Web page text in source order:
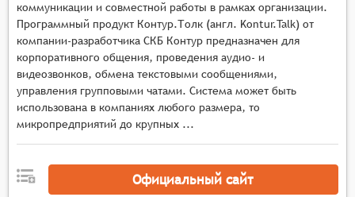
Управление мероприятием с поддержкой
нескольких ведущих и модераторов,
возможностью переключения между
спикерами, управления доступом к функциям и
материалам, а также контроля активности
участников,
Коммуникационные инструменты с
многопользовательским чатом, функцией
поднятия руки, приватными сообщениями,
голосовым общением в малых группах и
коммуникации и совместной работы в рамках организации.
Программный продукт Контур.Толк (англ. Kontur.Talk) от
компании-разработчика СКБ Контур предназначен для
корпоративного общения, проведения аудио- и
видеозвонков, обмена текстовыми сообщениями,
управления групповыми чатами. Система может быть
использована в компаниях любого размера, то
микропредприятий до крупных ...
Официальный сайт